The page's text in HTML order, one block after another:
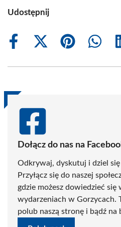
Udostępnij
Share
Share
(Twitter)
Share
Share
Dołącz do nas na
Odkrywaj, dyskutuj i dziel
Przyłącz się do naszej
gdzie możesz dowiedzieć się
wydarzeniach w Gorzycach.
polub naszą stronę i bądź na